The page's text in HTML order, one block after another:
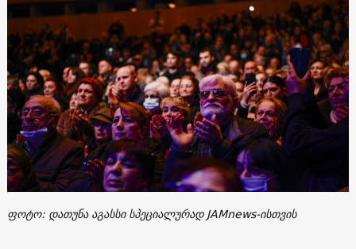
ფოტო: დათუნა აგასსი სპეციალურად JAMnews-ისთვის